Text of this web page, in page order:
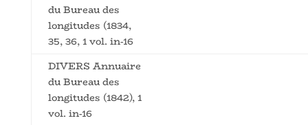
du Bureau des
longitudes (1834,
35, 36, 1 vol. in-16
DIVERS Annuaire
du Bureau des
longitudes (1842), 1
vol. in-16